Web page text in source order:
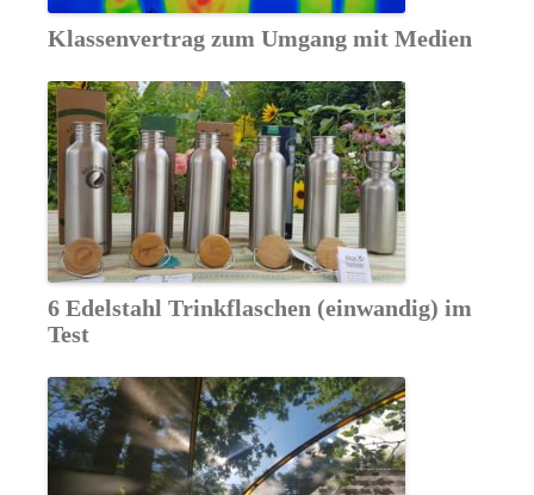
Klassenvertrag zum Umgang mit Medien
6 Edelstahl Trinkflaschen (einwandig) im
Test